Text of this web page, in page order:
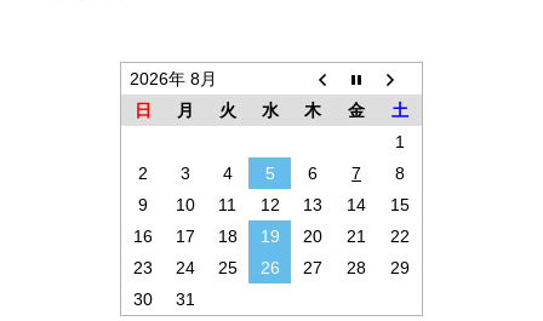
2026年 8月
日
月 火 水 木 金
土
1
2
3 4 5 6 7
8
9
10 11 12 13 14
15
16
17 18 19 20 21
22
23
24 25 26 27 28
29
30
31